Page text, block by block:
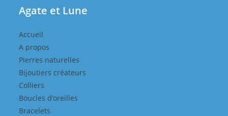
Agate et Lune
Accueil
A propos
Pierres naturelles
Bijoutiers créateurs
Colliers
Boucles d’oreilles
Bracelets